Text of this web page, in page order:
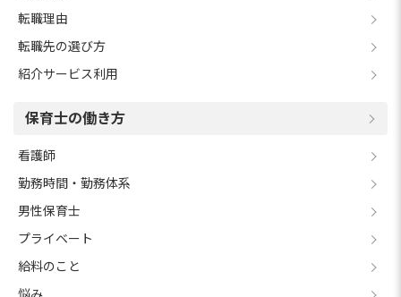
転職理由
転職先の選び方
紹介サービス利用
保育士の働き方
看護師
勤務時間・勤務体系
男性保育士
プライベート
給料のこと